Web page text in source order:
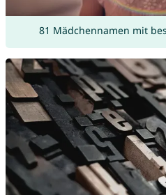
81 Mädchennamen mit